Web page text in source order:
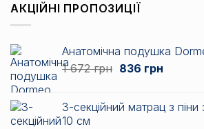
6
АКЦІЙНІ ПРОПОЗИЦІЇ
Анатомічна подушка
1 672грн Оригінальна
672 грн.
836 грнПоточна
3-секційний матрац з
10 см